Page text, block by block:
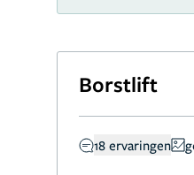
Borstlift
18 ervaringen